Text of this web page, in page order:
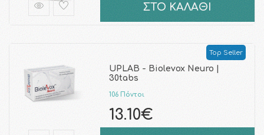
ΣΤΟ ΚΑΛΑΘΙ
Top Seller
UPLAB - Biolevox Neuro |
30tabs
106 Πόντοι
13.10€